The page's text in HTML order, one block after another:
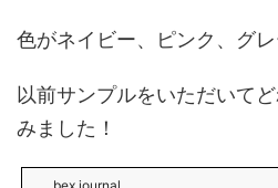
色がネイビー、ピンク、グレ
以前サンプルをいただいて
みました！